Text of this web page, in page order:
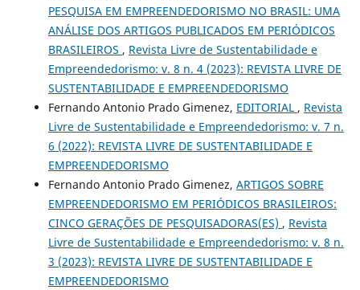
PESQUISA EM EMPREENDEDORISMO NO BRASIL: UMA
ANÁLISE DOS ARTIGOS PUBLICADOS EM PERIÓDICOS
BRASILEIROS , Revista Livre de Sustentabilidade e
Empreendedorismo: v. 8 n. 4 (2023): REVISTA LIVRE DE
SUSTENTABILIDADE E EMPREENDEDORISMO
Fernando Antonio Prado Gimenez, EDITORIAL , Revista
Livre de Sustentabilidade e Empreendedorismo: v. 7 n.
6 (2022): REVISTA LIVRE DE SUSTENTABILIDADE E
EMPREENDEDORISMO
Fernando Antonio Prado Gimenez, ARTIGOS SOBRE
EMPREENDEDORISMO EM PERIÓDICOS BRASILEIROS:
CINCO GERAÇÕES DE PESQUISADORAS(ES) , Revista
Livre de Sustentabilidade e Empreendedorismo: v. 8 n.
3 (2023): REVISTA LIVRE DE SUSTENTABILIDADE E
EMPREENDEDORISMO